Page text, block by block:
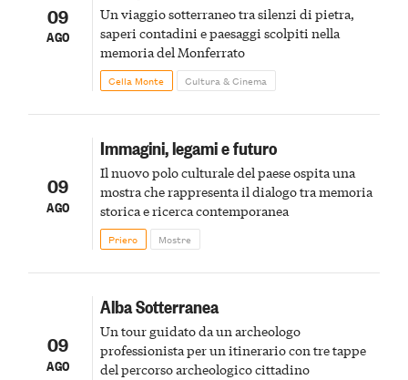
09
AGO
Un viaggio sotterraneo tra silenzi di pietra,
saperi contadini e paesaggi scolpiti nella
memoria del Monferrato
Cella Monte Cultura & Cinema
09
AGO
Immagini, legami e futuro
Il nuovo polo culturale del paese ospita una
mostra che rappresenta il dialogo tra memoria
storica e ricerca contemporanea
Priero Mostre
09
AGO
Alba Sotterranea
Un tour guidato da un archeologo
professionista per un itinerario con tre tappe
del percorso archeologico cittadino